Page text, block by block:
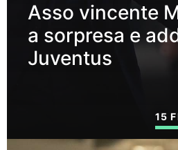
Asso vincente
a sorpresa e
Juventus
15